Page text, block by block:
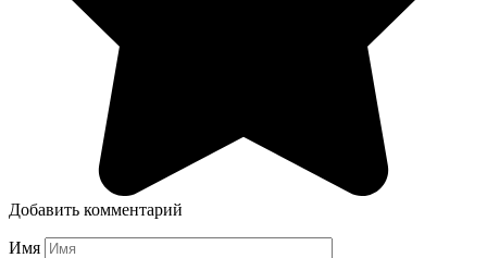
Добавить комментарий
Имя